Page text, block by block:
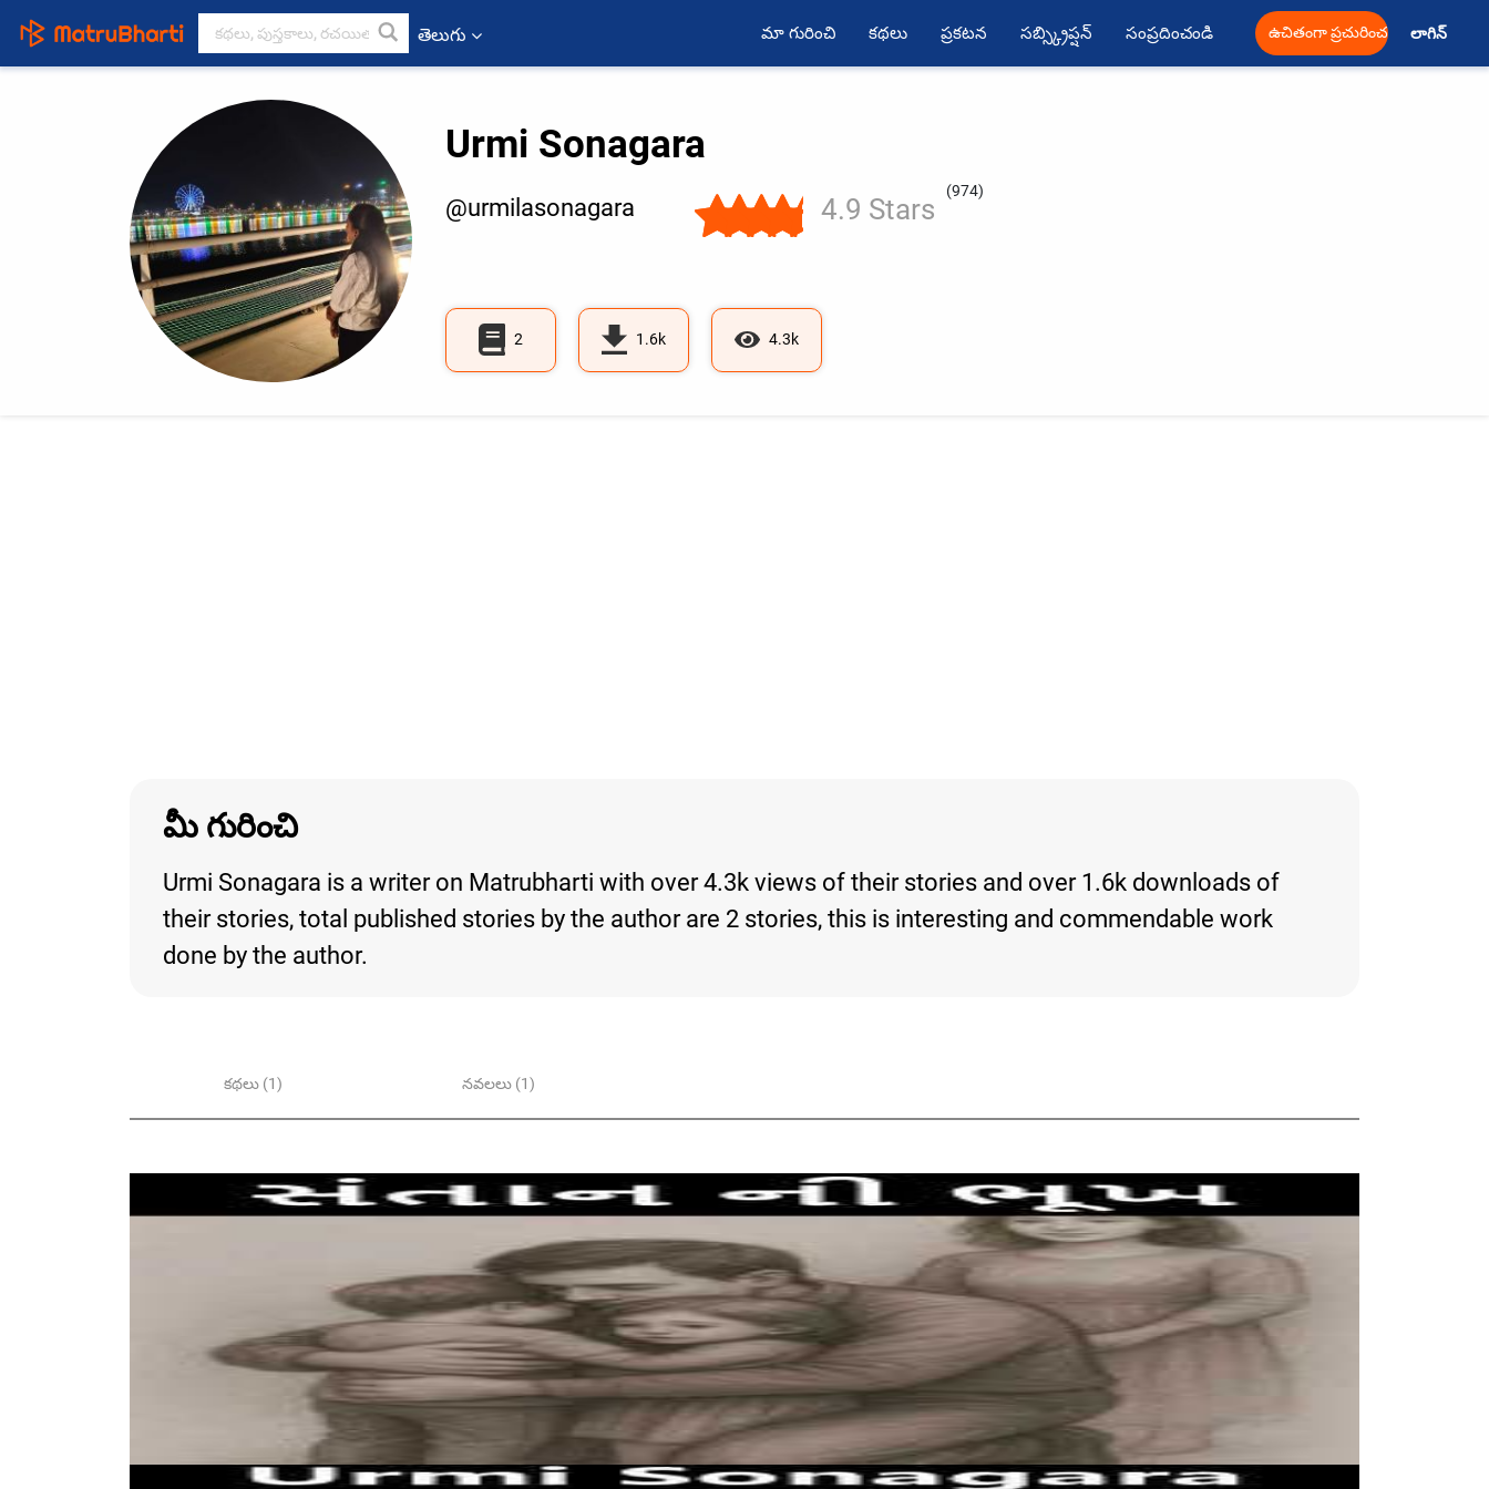
తెలుగు మా గురించి కథలు ప్రకటన సబ్స్క్రిప్షన్ సంప్రదించండి ఉచితంగా ప్రచురించండి లాగిన్
Urmi Sonagara
@urmilasonagara 4.9 Stars
(974)
2 1.6k 4.3k
మీ గురించి
Urmi Sonagara is a writer on Matrubharti with over 4.3k views of their stories and over 1.6k downloads of
their stories, total published stories by the author are 2 stories, this is interesting and commendable work
done by the author.
కథలు (1) నవలలు (1)